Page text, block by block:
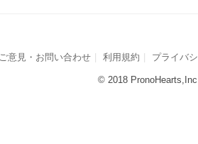
ご意見・お問い合わせ 利用規約 プライバ
© 2018 PronoHearts,Inc